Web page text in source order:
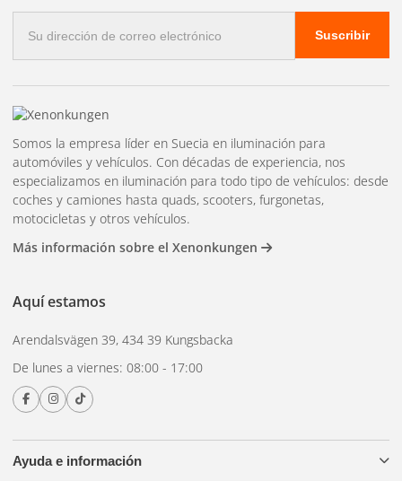
electrónico
Suscribir
Ayuda e información
Somos la empresa líder en Suecia en iluminación para
automóviles y vehículos. Con décadas de experiencia, nos
especializamos en iluminación para todo tipo de vehículos: desde
coches y camiones hasta quads, scooters, furgonetas,
motocicletas y otros vehículos.
Más información sobre el Xenonkungen
Aquí estamos
Arendalsvägen 39, 434 39 Kungsbacka
De lunes a viernes: 08:00 - 17:00